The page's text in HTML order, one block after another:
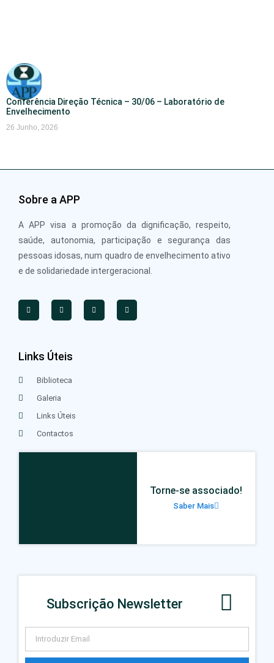
Conferência Direção Técnica – 30/06 – Laboratório de
Envelhecimento
26 Junho, 2026
Sobre a APP
A APP visa a promoção da dignificação, respeito,
saúde, autonomia, participação e segurança das
pessoas idosas, num quadro de envelhecimento ativo
e de solidariedade intergeracional.
Links Úteis
Biblioteca
Galeria
Links Úteis
Contactos
Torne-se associado!
Saber Mais
Subscrição Newsletter